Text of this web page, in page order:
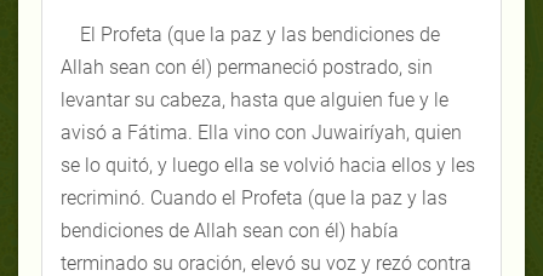
El Profeta (que la paz y las bendiciones de
Allah sean con él) permaneció postrado, sin
levantar su cabeza, hasta que alguien fue y le
avisó a Fátima. Ella vino con Juwairíyah, quien
se lo quitó, y luego ella se volvió hacia ellos y les
recriminó. Cuando el Profeta (que la paz y las
bendiciones de Allah sean con él) había
terminado su oración, elevó su voz y rezó contra